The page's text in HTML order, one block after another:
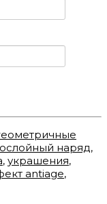
наряд,
, украшения,
antiage,